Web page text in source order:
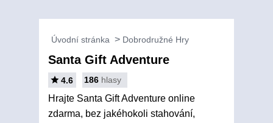
Úvodní stránka Dobrodružné Hry
Santa Gift Adventure
4.6 186 hlasy
Hrajte Santa Gift Adventure online
zdarma, bez jakéhokoli stahování,